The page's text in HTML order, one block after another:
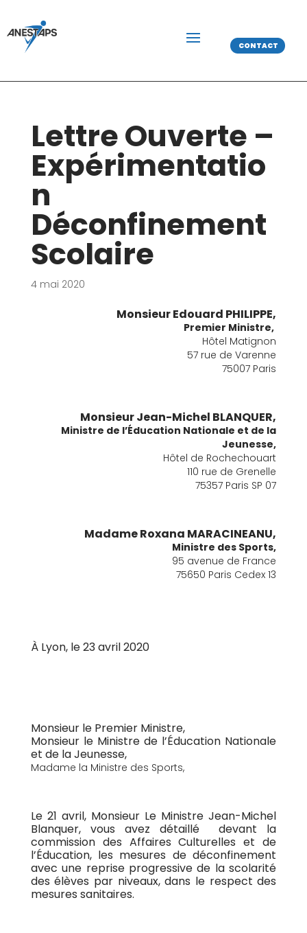
CONTACT
Lettre Ouverte –
Expérimentatio
n
Déconfinement
Scolaire
4 mai 2020
Monsieur Edouard PHILIPPE,
Premier Ministre,
Hôtel Matignon
57 rue de Varenne
75007 Paris
Monsieur Jean-Michel BLANQUER,
Ministre de l’Éducation Nationale et de la
Jeunesse,
Hôtel de Rochechouart
110 rue de Grenelle
75357 Paris SP 07
Madame Roxana MARACINEANU,
Ministre des Sports,
95 avenue de France
75650 Paris Cedex 13
À Lyon, le 23 avril 2020
Monsieur le Premier Ministre,
Monsieur le Ministre de l’Éducation Nationale
et de la Jeunesse,
Madame la Ministre des Sports,
Le 21 avril, Monsieur Le Ministre Jean-Michel
Blanquer, vous avez détaillé devant la
commission des Affaires Culturelles et de
l’Éducation, les mesures de déconfinement
avec une reprise progressive de la scolarité
des élèves par niveaux, dans le respect des
mesures sanitaires.